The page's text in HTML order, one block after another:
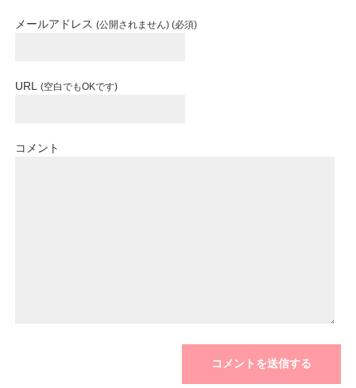
メールアドレス (公開されません) (必須)
URL (空白でもOKです)
コメント